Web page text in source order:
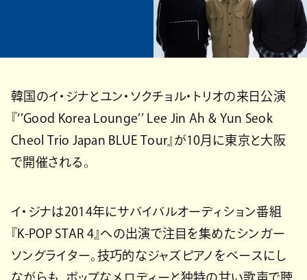
韓国のイ・ジナとユン・ソクチョル・トリオの来日公演
『‘’Good Korea Lounge’’ Lee Jin Ah & Yun Seok
Cheol Trio Japan BLUE Tour』が10月に東京と大阪
で開催される。
イ・ジナは2014年にサバイバルオーディション番組
『K-POP STAR 4』への出演で注目を集めたシンガー
ソングライター。技巧的なジャズピアノをベースにし
ながらも、ポップなメロディーと独特の甘い歌声で聴